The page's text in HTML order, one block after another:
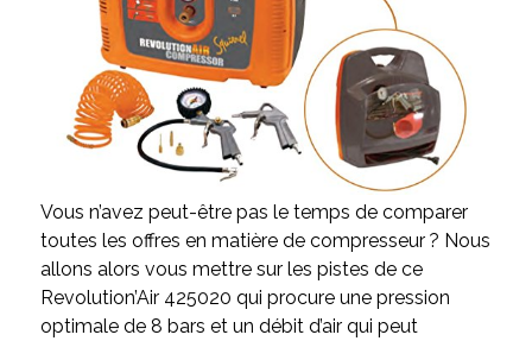
Vous n’avez peut-être pas le temps de comparer
toutes les offres en matière de compresseur ? Nous
allons alors vous mettre sur les pistes de ce
Revolution’Air 425020 qui procure une pression
optimale de 8 bars et un débit d’air qui peut